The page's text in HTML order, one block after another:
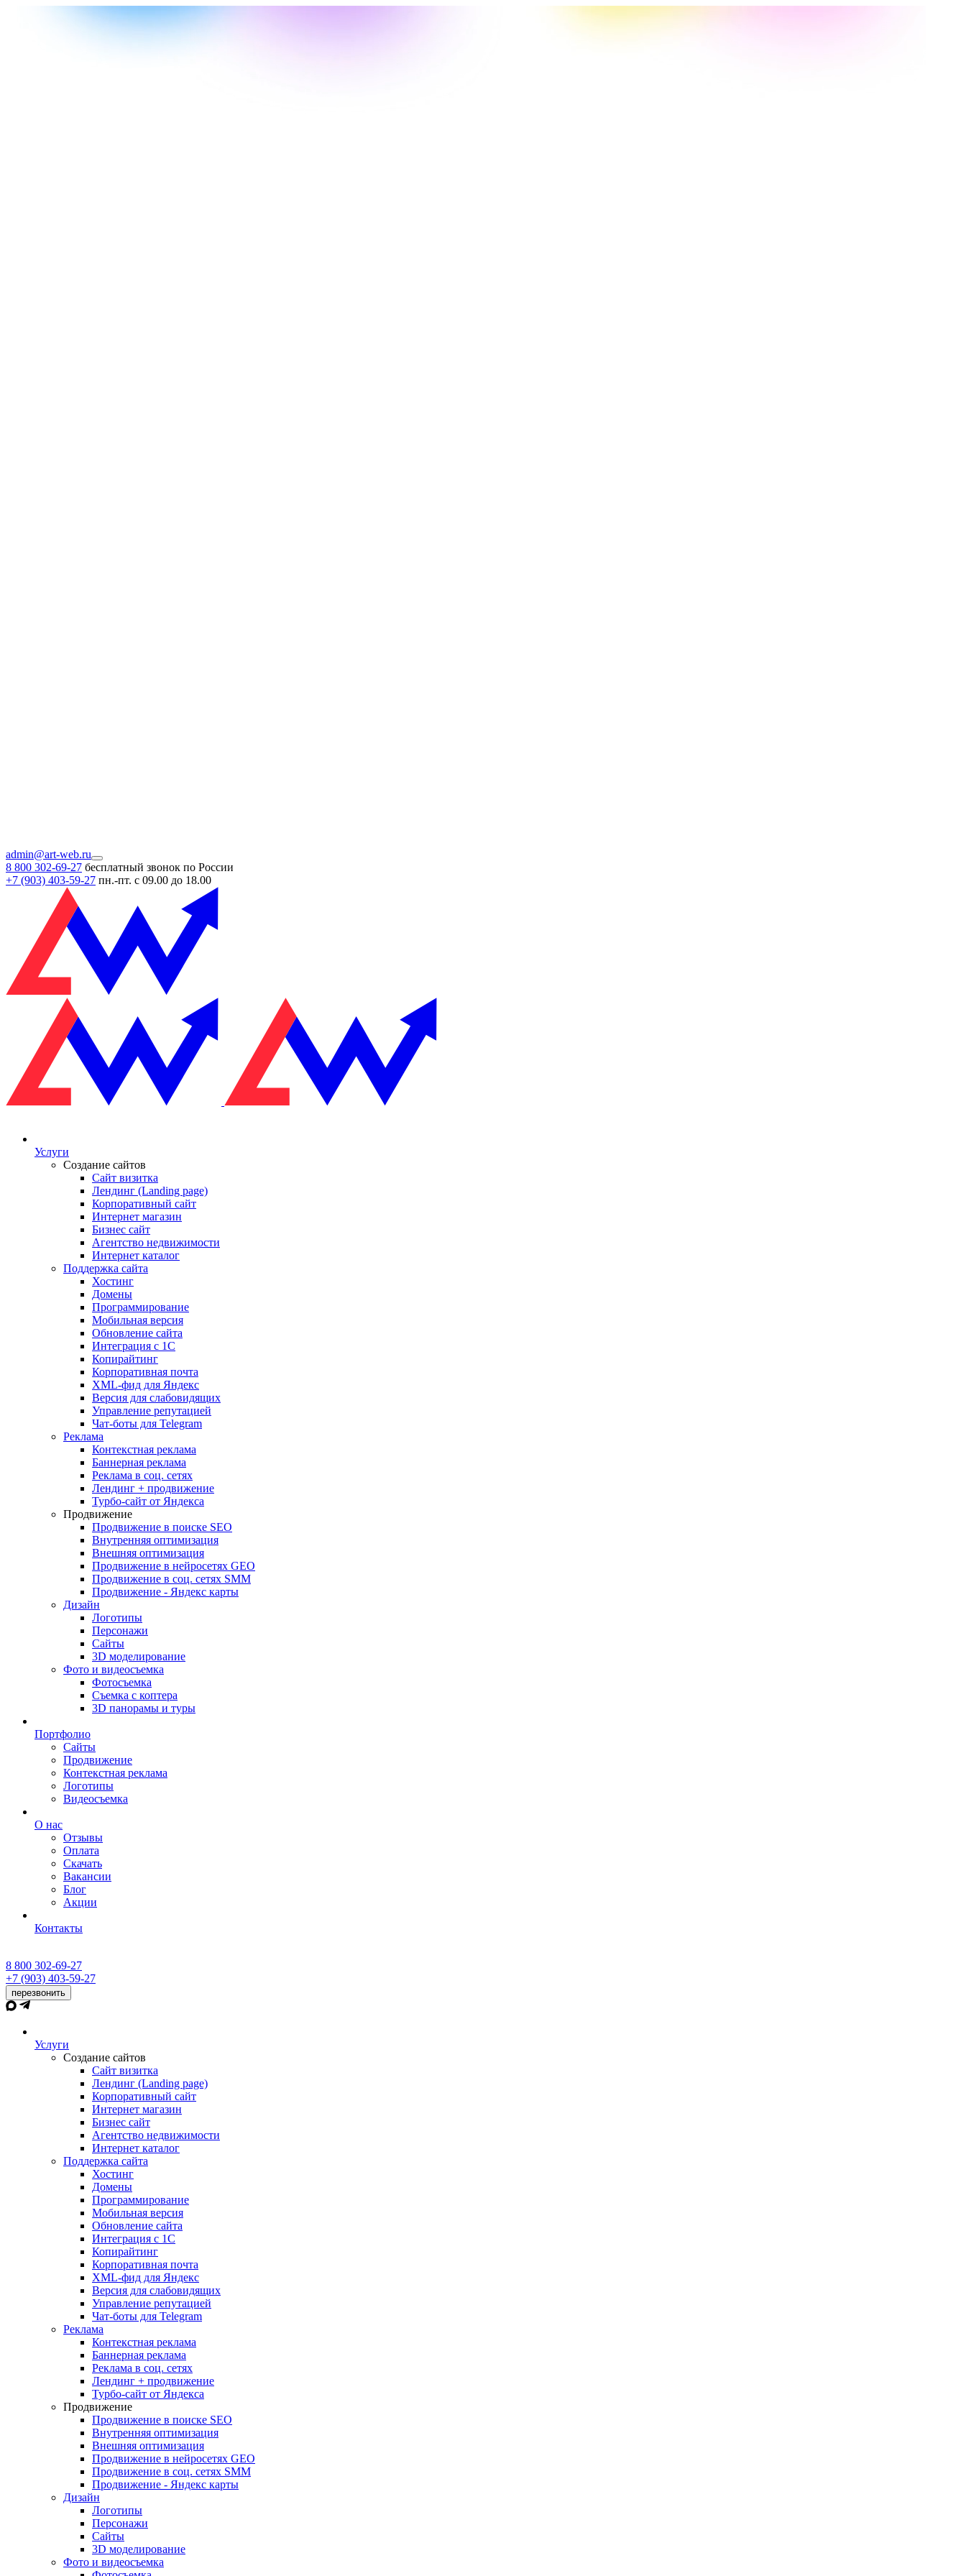
admin@art-web.ru
8 800 302-69-27 бесплатный звонок по России
+7 (903) 403-59-27 пн.-пт. с 09.00 до 18.00
Услуги
Создание сайтов
Сайт визитка
Лендинг (Landing page)
Корпоративный сайт
Интернет магазин
Бизнес сайт
Агентство недвижимости
Интернет каталог
Поддержка сайта
Хостинг
Домены
Программирование
Мобильная версия
Обновление сайта
Интеграция с 1С
Копирайтинг
Корпоративная почта
XML-фид для Яндекс
Версия для слабовидящих
Управление репутацией
Чат-боты для Telegram
Реклама
Контекстная реклама
Баннерная реклама
Реклама в соц. сетях
Лендинг + продвижение
Турбо-сайт от Яндекса
Продвижение
Продвижение в поиске SEO
Внутренняя оптимизация
Внешняя оптимизация
Продвижение в нейросетях GEO
Продвижение в соц. сетях SMM
Продвижение - Яндекс карты
Дизайн
Логотипы
Персонажи
Сайты
3D моделирование
Фото и видеосъемка
Фотосъемка
Съемка с коптера
3D панорамы и туры
Портфолио
Сайты
Продвижение
Контекстная реклама
Логотипы
Видеосъемка
О нас
Отзывы
Оплата
Скачать
Вакансии
Блог
Акции
Контакты
8 800 302-69-27
+7 (903) 403-59-27
перезвонить
Услуги
Создание сайтов
Сайт визитка
Лендинг (Landing page)
Корпоративный сайт
Интернет магазин
Бизнес сайт
Агентство недвижимости
Интернет каталог
Поддержка сайта
Хостинг
Домены
Программирование
Мобильная версия
Обновление сайта
Интеграция с 1С
Копирайтинг
Корпоративная почта
XML-фид для Яндекс
Версия для слабовидящих
Управление репутацией
Чат-боты для Telegram
Реклама
Контекстная реклама
Баннерная реклама
Реклама в соц. сетях
Лендинг + продвижение
Турбо-сайт от Яндекса
Продвижение
Продвижение в поиске SEO
Внутренняя оптимизация
Внешняя оптимизация
Продвижение в нейросетях GEO
Продвижение в соц. сетях SMM
Продвижение - Яндекс карты
Дизайн
Логотипы
Персонажи
Сайты
3D моделирование
Фото и видеосъемка